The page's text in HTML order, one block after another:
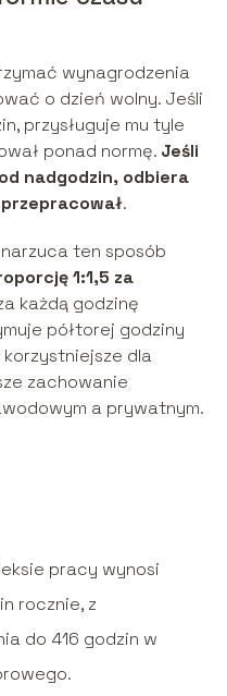
wynagrodzenia
o dzień wolny. Jeśli
przysługuje mu tyle
ponad normę. Jeśli
nadgodzin, odbiera
.
ten sposób
1:1,5 za
każdą godzinę
półtorej godziny
dla
zachowanie
a prywatnym.
pracy wynosi
rocznie, z
do 416 godzin w